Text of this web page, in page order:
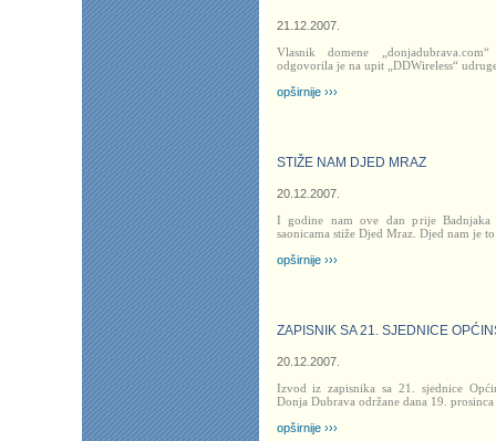
21.12.2007.
Vlasnik domene
odgovorila je na upit „DDWireless“
opširnije ›››
STIŽE NAM DJED MRAZ
20.12.2007.
I godine nam ove dan prije Badnjaka
saonicama stiže Djed Mraz. Djed nam je
opširnije ›››
ZAPISNIK SA 21. SJEDNICE
20.12.2007.
Izvod iz zapisnika sa 21. sjednice
Donja Dubrava održane dana 19. prosinca
opširnije ›››